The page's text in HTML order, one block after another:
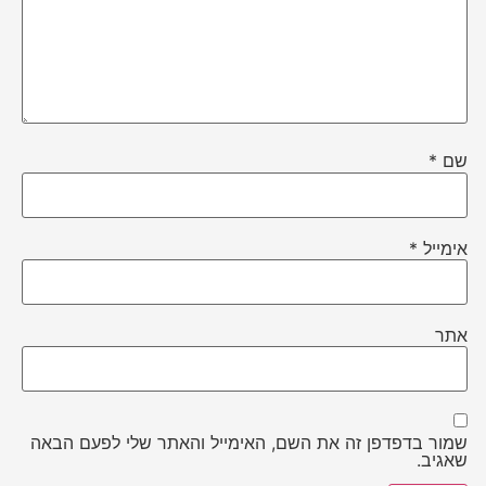
שם *
אימייל *
אתר
שמור בדפדפן זה את השם, האימייל והאתר שלי לפעם הבאה
שאגיב.